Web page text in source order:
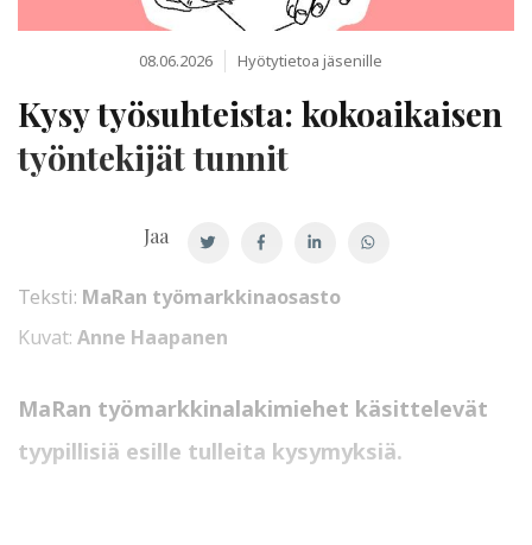
08.06.2026 Hyötytietoa jäsenille
Kysy työsuhteista: kokoaikaisen
työntekijät tunnit
Teksti: MaRan työmarkkinaosasto
Kuvat: Anne Haapanen
MaRan työmarkkinalakimiehet käsittelevät
tyypillisiä esille tulleita kysymyksiä.
Jaa